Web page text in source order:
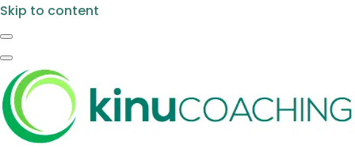
Skip to content